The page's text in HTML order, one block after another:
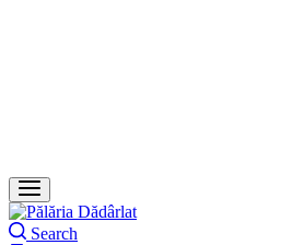
Search